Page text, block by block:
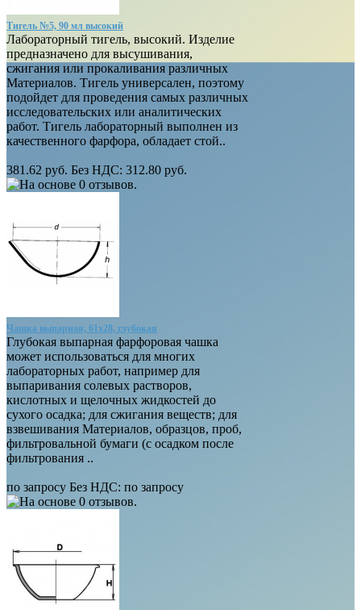
Тигель №5, 90 мл высокий
Лабораторный тигель, высокий. Изделие
предназначено для высушивания,
сжигания или прокаливания различных
Материалов. Тигель универсален, поэтому
подойдет для проведения самых различных
исследовательских или аналитических
работ. Тигель лабораторный выполнен из
качественного фарфора, обладает стой..
381.62 руб. Без НДС: 312.80 руб.
Чашка выпарная, 61х28, глубокая
Глубокая выпарная фарфоровая чашка
может использоваться для многих
лабораторных работ, например для
выпаривания солевых растворов,
кислотных и щелочных жидкостей до
сухого осадка; для сжигания веществ; для
взвешивания Материалов, образцов, проб,
фильтровальной бумаги (с осадком после
фильтрования ..
по запросу Без НДС: по запросу